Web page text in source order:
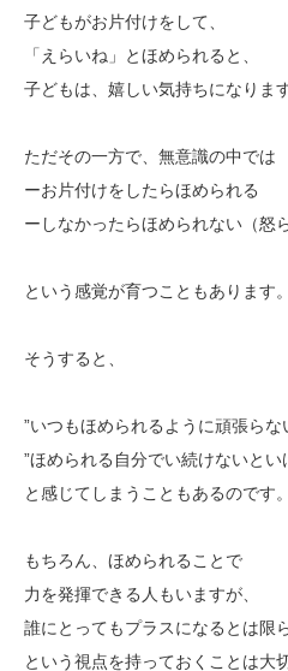
子どもがお片付けをして、
「えらいね」とほめられると、
子どもは、嬉しい気持ちになります
ただその一方で、無意識の中では
ーお片付けをしたらほめられる
ーしなかったらほめられない（怒
という感覚が育つこともあります。
そうすると、
”いつもほめられるように頑張らな
”ほめられる自分でい続けないとい
と感じてしまうこともあるのです。
もちろん、ほめられることで
力を発揮できる人もいますが、
誰にとってもプラスになるとは限
という視点を持っておくことは大